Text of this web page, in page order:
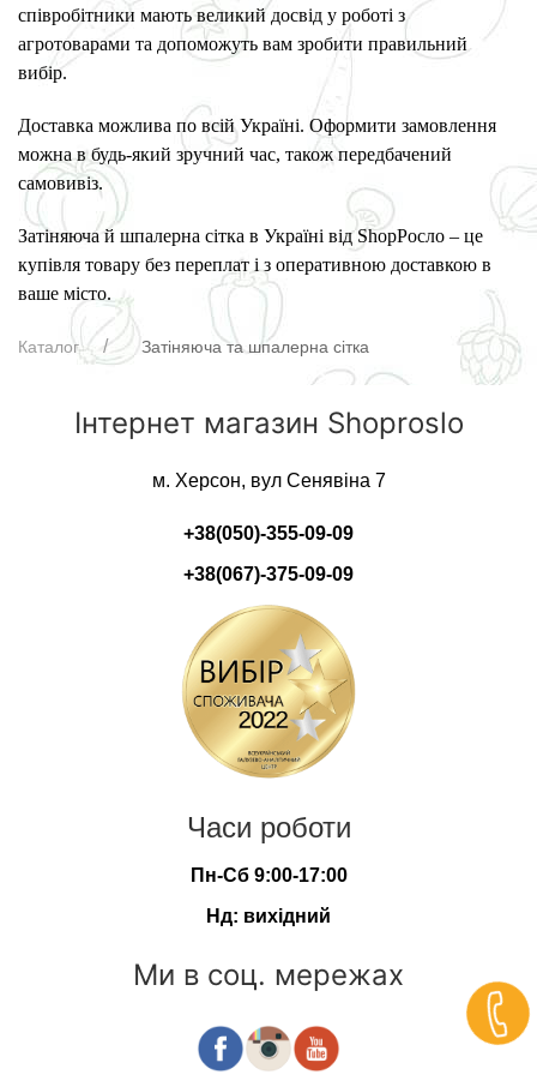
співробітники мають великий досвід у роботі з
агротоварами та допоможуть вам зробити правильний
вибір.
Доставка можлива по всій Україні. Оформити замовлення
можна в будь-який зручний час, також передбачений
самовивіз.
Затіняюча й шпалерна сітка в Україні від ShopРосло – це
купівля товару без переплат і з оперативною доставкою в
ваше місто.
Каталог Затіняюча та шпалерна сітка
Інтернет магазин Shoproslo
м. Херсон, вул Сенявіна 7
+38(050)-355-09-09
+38(067)-375-09-09
Часи роботи
Пн-Сб 9:00-17:00
Нд: вихідний
Ми в соц. мережах